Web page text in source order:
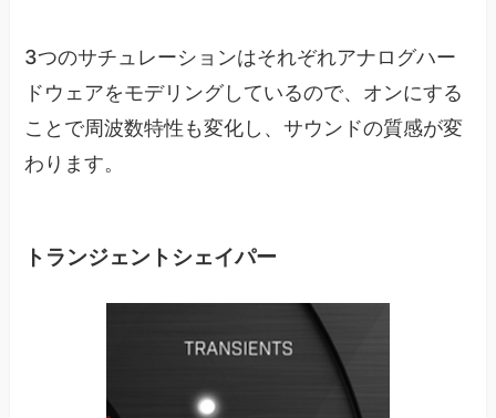
3つのサチュレーションはそれぞれアナログハー
ドウェアをモデリングしているので、オンにする
ことで周波数特性も変化し、サウンドの質感が変
わります。
トランジェントシェイパー